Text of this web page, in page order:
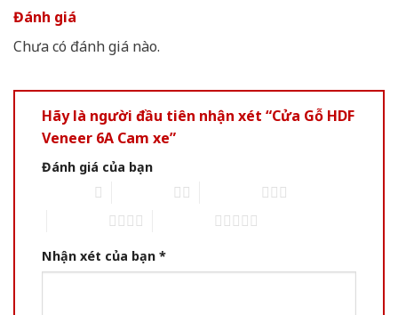
Đánh giá
Chưa có đánh giá nào.
Hãy là người đầu tiên nhận xét “Cửa Gỗ HDF
Veneer 6A Cam xe”
Đánh giá của bạn
Nhận xét của bạn *